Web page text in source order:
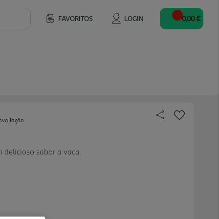
FAVORITOS LOGIN 0,00 €
sabor a vaca.